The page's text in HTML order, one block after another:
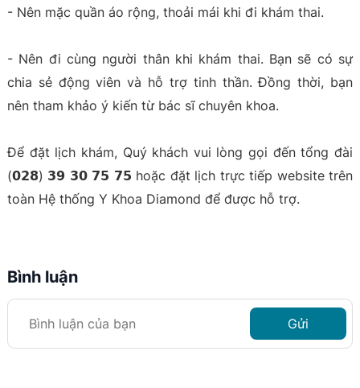
- Nên mặc quần áo rộng, thoải mái khi đi khám thai.
- Nên đi cùng người thân khi khám thai. Bạn sẽ có sự
chia sẻ động viên và hỗ trợ tinh thần. Đồng thời, bạn
nên tham khảo ý kiến từ bác sĩ chuyên khoa.
Để đặt lịch khám, Quý khách vui lòng gọi đến tổng đài
(𝟬𝟮𝟴) 𝟯𝟵 𝟯𝟬 𝟳𝟱 𝟳𝟱 hoặc đặt lịch trực tiếp website trên
toàn Hệ thống Y Khoa Diamond để được hỗ trợ.
Bình luận
Gửi